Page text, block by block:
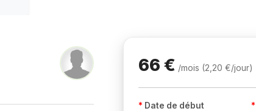
66 € /mois (2,20 €/jour)
Date de début